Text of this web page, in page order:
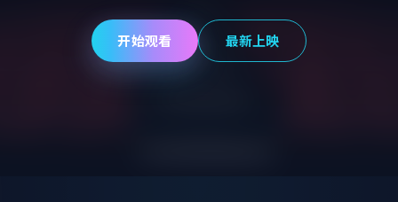
开始观看 最新上映